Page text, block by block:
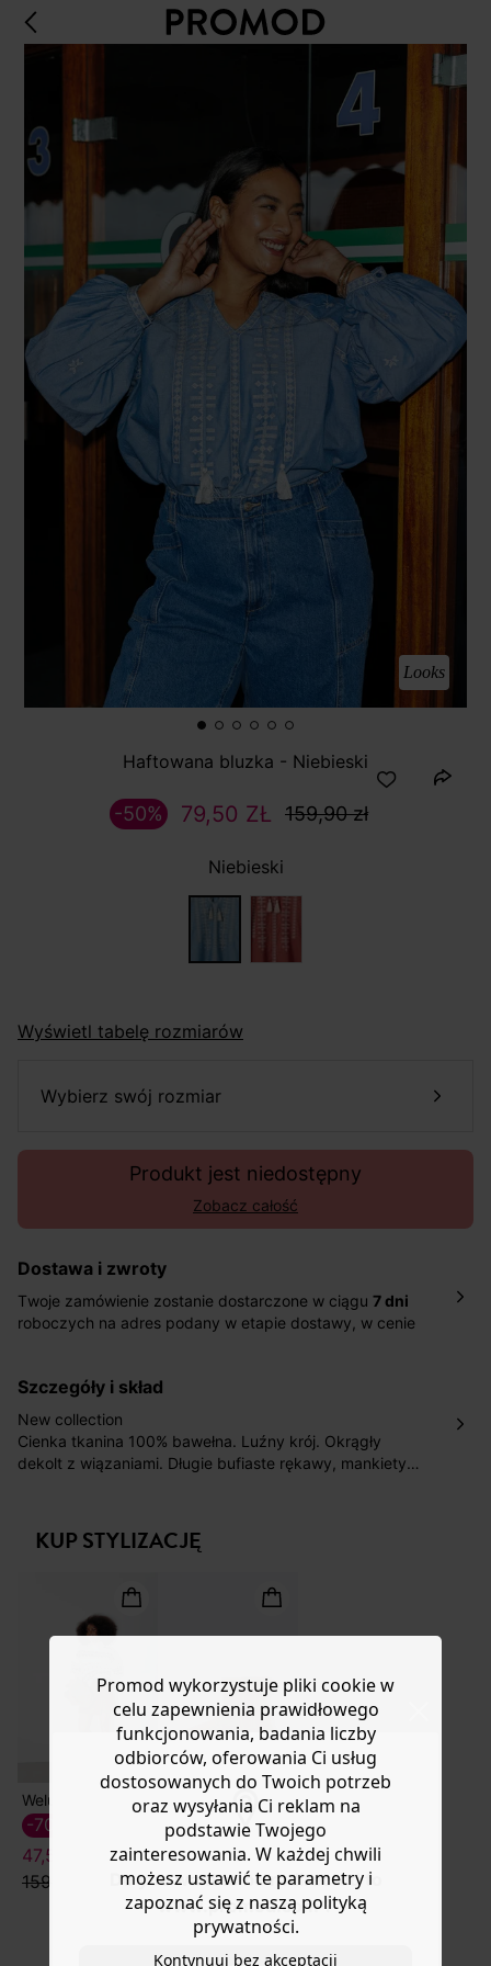
Do you want to be redirected to
www.promod.com ?
Looks
Haftowana bluzka - Niebieski
79,50 ZŁ 159,90 zł
-50%
Niebieski
Wyświetl tabelę rozmiarów
wybierz swój rozmiar
Produkt jest niedostępny
Zobacz całość
Dostawa i zwroty
Twoje zamówienie zostanie dostarczone w ciągu 7 dni
roboczych na adres podany w etapie dostawy, w cenie
pośrednictwem DHL Express.
Nowość: Zamówienia dostarczamy w ciągu 4-6 dni
roboczych do wybranego przez Ciebie paczkomatu , a
koszt przesyłki wynosi 9,40 zł.
Pomoc
szczegóły i skład
New collection
Cienka tkanina 100% bawełna. Luźny krój. Okrągły
dekolt z wiązaniami. Długie bufiaste rękawy, mankiety
pochodzącą z upraw ekologicznych, uprawianą bez
pestycydów, nawozów chemicznych i GMO.
KUP STYLIZACJĘ
Welurowe spódnico-szorty
47,50 ZŁ
159,90 zł
-70%
Zamszowe botki w stylu boho
149,50 ZŁ
299,90 zł
-50%
Promod wykorzystuje pliki cookie w
celu zapewnienia prawidłowego
funkcjonowania, badania liczby
odbiorców, oferowania Ci usług
dostosowanych do Twoich potrzeb
oraz wysyłania Ci reklam na
podstawie Twojego
zainteresowania. W każdej chwili
możesz ustawić te parametry i
zapoznać się z naszą polityką
prywatności.
Kontynuuj bez akceptacji